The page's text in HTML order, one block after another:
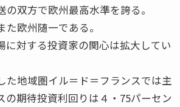
の双方で欧州最高水準を誇る。
た欧州随一である。
に対する投資家の関心は拡大してい
た地域圏イル＝ド＝フランスでは主
の期待投資利回りは４・75パーセン